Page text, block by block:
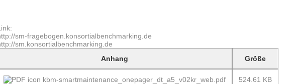
sm-fragebogen.konsortialbenchmarking.de
sm.konsortialbenchmarking.de
Anhang
Größe
kbm-smartmaintenance_onepager_dt_a5_v02kr_web.pdf 524.61 KB